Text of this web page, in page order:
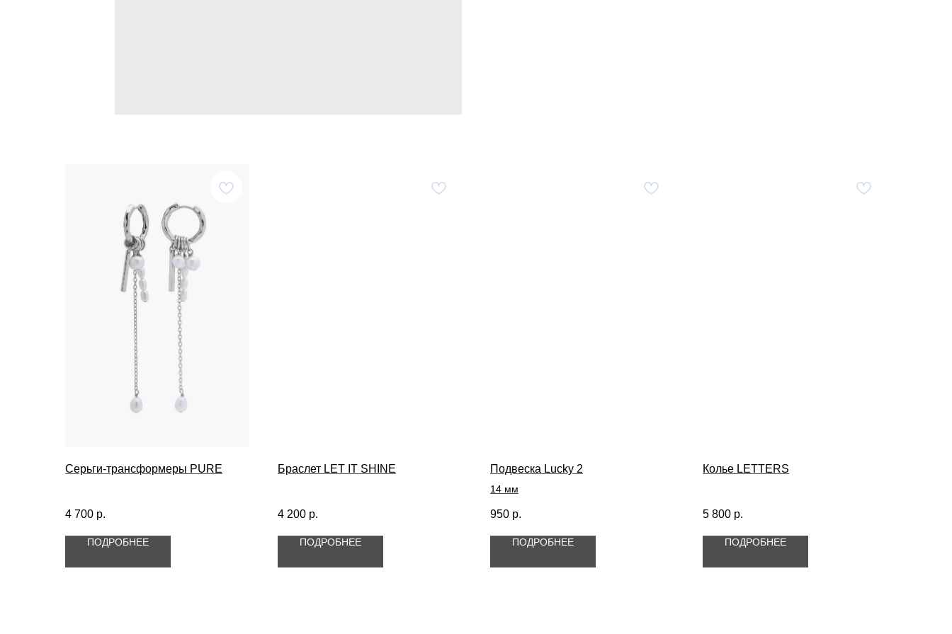
Серьги-трансформеры PURE
4 700 р.
ПОДРОБНЕЕ
Браслет LET IT SHINE
4 200 р.
ПОДРОБНЕЕ
Подвеска Lucky 2
14 мм
950 р.
ПОДРОБНЕЕ
Колье LETTERS
5 800 р.
ПОДРОБНЕЕ